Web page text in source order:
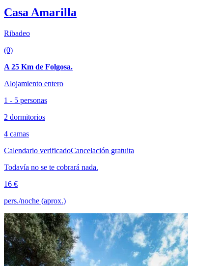
Casa Amarilla
Ribadeo
(0)
A 25 Km de Folgosa.
Alojamiento entero
1 - 5 personas
2 dormitorios
4 camas
Calendario verificadoCancelación gratuita
Todavía no se te cobrará nada.
16 €
pers./noche (aprox.)